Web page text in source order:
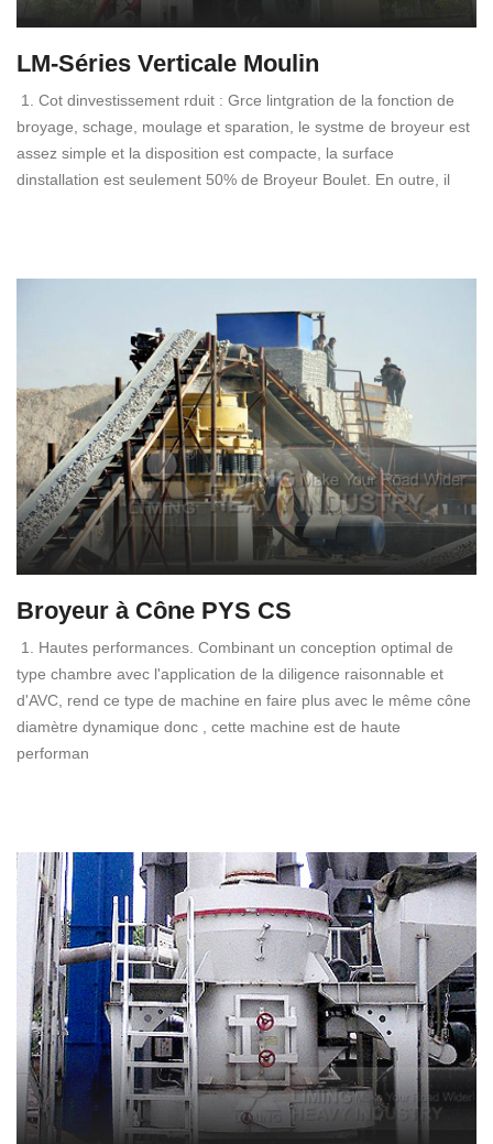
LM-Séries Verticale Moulin
1. Cot dinvestissement rduit : Grce lintgration de la fonction de
broyage, schage, moulage et sparation, le systme de broyeur est
assez simple et la disposition est compacte, la surface
dinstallation est seulement 50% de Broyeur Boulet. En outre, il
Broyeur à Cône PYS CS
1. Hautes performances. Combinant un conception optimal de
type chambre avec l'application de la diligence raisonnable et
d'AVC, rend ce type de machine en faire plus avec le même cône
diamètre dynamique donc , cette machine est de haute
performan